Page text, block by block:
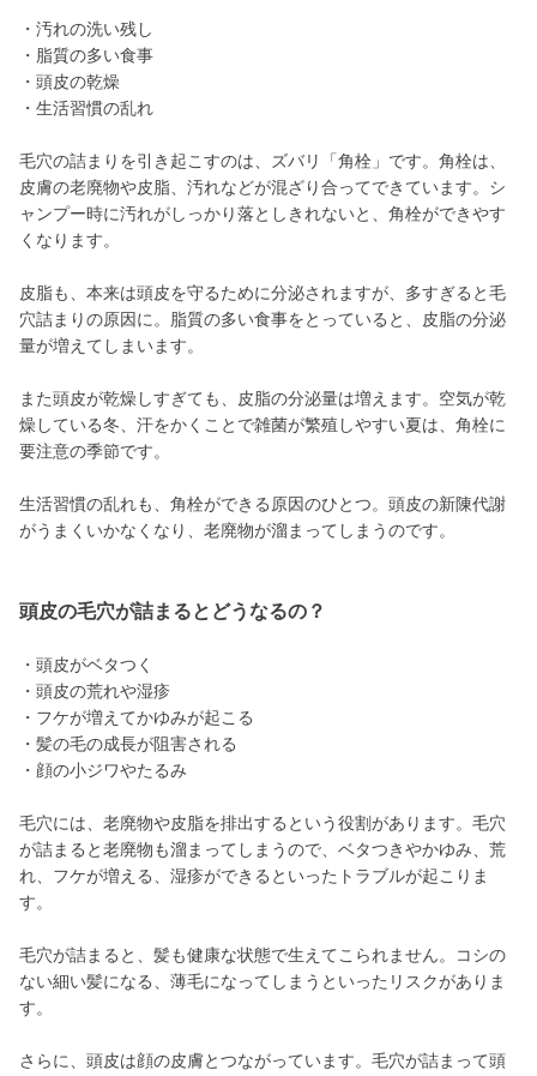
・汚れの洗い残し
・脂質の多い食事
・頭皮の乾燥
・生活習慣の乱れ
毛穴の詰まりを引き起こすのは、ズバリ「角栓」です。角栓は、
皮膚の老廃物や皮脂、汚れなどが混ざり合ってできています。シ
ャンプー時に汚れがしっかり落としきれないと、角栓ができやす
くなります。
皮脂も、本来は頭皮を守るために分泌されますが、多すぎると毛
穴詰まりの原因に。脂質の多い食事をとっていると、皮脂の分泌
量が増えてしまいます。
また頭皮が乾燥しすぎても、皮脂の分泌量は増えます。空気が乾
燥している冬、汗をかくことで雑菌が繁殖しやすい夏は、角栓に
要注意の季節です。
生活習慣の乱れも、角栓ができる原因のひとつ。頭皮の新陳代謝
がうまくいかなくなり、老廃物が溜まってしまうのです。
頭皮の毛穴が詰まるとどうなるの？
・頭皮がベタつく
・頭皮の荒れや湿疹
・フケが増えてかゆみが起こる
・髪の毛の成長が阻害される
・顔の小ジワやたるみ
毛穴には、老廃物や皮脂を排出するという役割があります。毛穴
が詰まると老廃物も溜まってしまうので、ベタつきやかゆみ、荒
れ、フケが増える、湿疹ができるといったトラブルが起こりま
す。
毛穴が詰まると、髪も健康な状態で生えてこられません。コシの
ない細い髪になる、薄毛になってしまうといったリスクがありま
す。
さらに、頭皮は顔の皮膚とつながっています。毛穴が詰まって頭